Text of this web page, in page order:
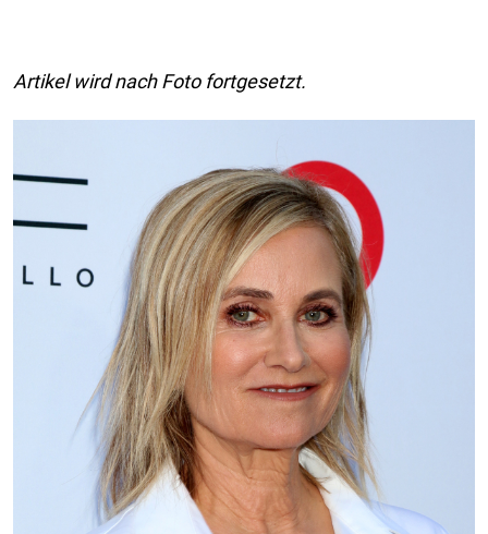
Artikel wird nach Foto fortgesetzt.